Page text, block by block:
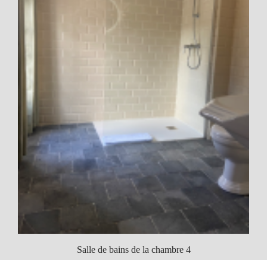
Salle de bains de la chambre 4